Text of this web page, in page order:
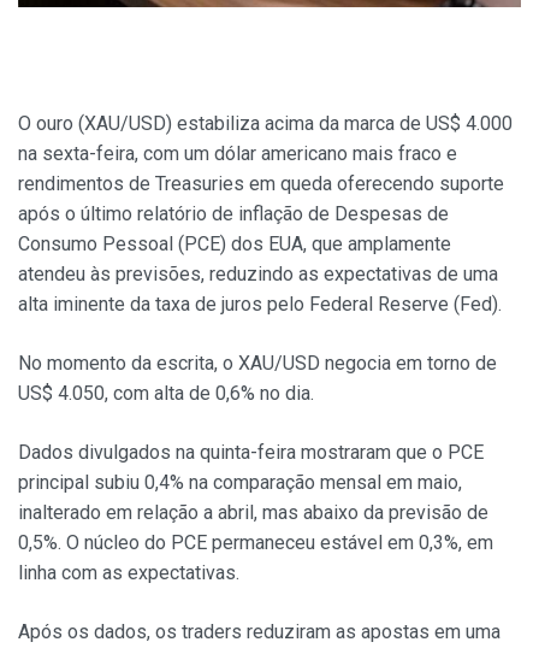
O ouro (XAU/USD) estabiliza acima da marca de US$ 4.000
na sexta-feira, com um dólar americano mais fraco e
rendimentos de Treasuries em queda oferecendo suporte
após o último relatório de inflação de Despesas de
Consumo Pessoal (PCE) dos EUA, que amplamente
atendeu às previsões, reduzindo as expectativas de uma
alta iminente da taxa de juros pelo Federal Reserve (Fed).
No momento da escrita, o XAU/USD negocia em torno de
US$ 4.050, com alta de 0,6% no dia.
Dados divulgados na quinta-feira mostraram que o PCE
principal subiu 0,4% na comparação mensal em maio,
inalterado em relação a abril, mas abaixo da previsão de
0,5%. O núcleo do PCE permaneceu estável em 0,3%, em
linha com as expectativas.
Após os dados, os traders reduziram as apostas em uma